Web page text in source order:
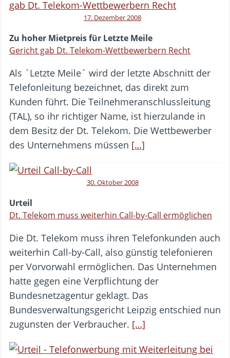
17. Dezember 2008
Zu hoher Mietpreis für Letzte Meile
Gericht gab Dt. Telekom-Wettbewerbern Recht
Als `Letzte Meile´ wird der letzte Abschnitt der
Telefonleitung bezeichnet, das direkt zum
Kunden führt. Die Teilnehmeranschlussleitung
(TAL), so ihr richtiger Name, ist hierzulande in
dem Besitz der Dt. Telekom. Die Wettbewerber
des Unternehmens müssen […]
30. Oktober 2008
Urteil
Dt. Telekom muss weiterhin Call-by-Call ermöglichen
Die Dt. Telekom muss ihren Telefonkunden auch
weiterhin Call-by-Call, also günstig telefonieren
per Vorvorwahl ermöglichen. Das Unternehmen
hatte gegen eine Verpflichtung der
Bundesnetzagentur geklagt. Das
Bundesverwaltungsgericht Leipzig entschied nun
zugunsten der Verbraucher. […]